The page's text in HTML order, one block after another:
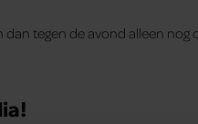
tegen de avond alleen